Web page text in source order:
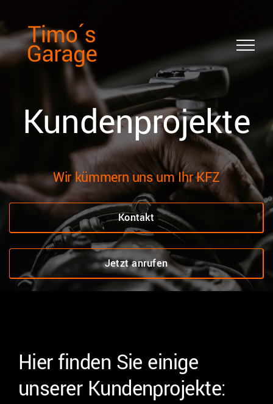
content
Kundenprojekte
Wir kümmern uns um Ihr KFZ
Kontakt
Jetzt anrufen
Hier finden Sie einige
unserer Kundenprojekte: